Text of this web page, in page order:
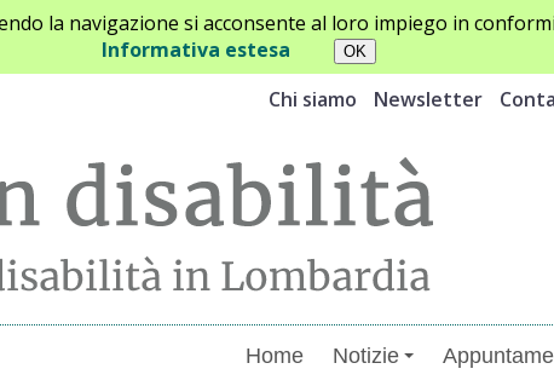
la navigazione si acconsente al loro impiego in
Informativa estesa
Chi siamo
Newsletter
Home Notizie